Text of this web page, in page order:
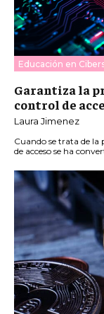
Educación en
Garantiza la
control de
Laura Jimenez
Cuando se trata de la
de acceso se ha